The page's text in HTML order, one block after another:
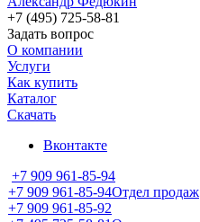
+7 (495) 725-58-81
Задать вопрос
О компании
Услуги
Как купить
Каталог
Скачать
Вконтакте
+7 909 961-85-94
+7 909 961-85-94Отдел продаж
+7 909 961-85-92